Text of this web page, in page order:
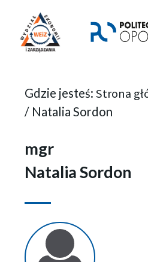
Gdzie jesteś: Strona
/ Natalia Sordon
mgr
Natalia Sordon